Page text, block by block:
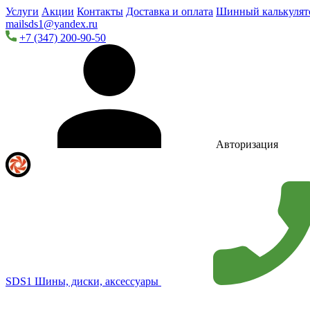
Услуги Акции Контакты Доставка и оплата Шинный
mailsds1@yandex.ru
+7 (347) 200-90-50
Авторизация
SDS1 Шины, диски, аксессуары